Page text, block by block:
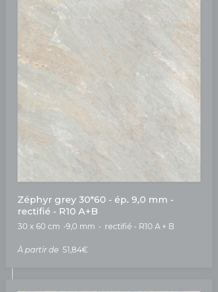
Zéphyr grey 30*60 - ép. 9,0 mm -
rectifié - R10 A+B
30 x 60 cm 9,0 mm rectifié - R10 A + B
À partir de 51,84€